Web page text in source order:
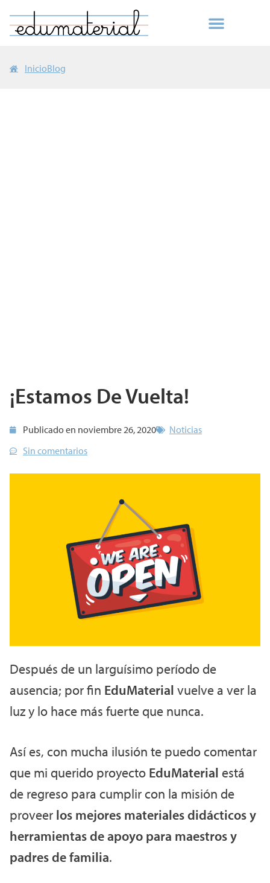
InicioBlog
¡Estamos De Vuelta!
Publicado en noviembre 26, 2020
Noticias
Sin comentarios
Después de un larguísimo período de
ausencia; por fin EduMaterial vuelve a ver la
luz y lo hace más fuerte que nunca.
Así es, con mucha ilusión te puedo comentar
que mi querido proyecto EduMaterial está
de regreso para cumplir con la misión de
proveer los mejores materiales didácticos y
herramientas de apoyo para maestros y
padres de familia.